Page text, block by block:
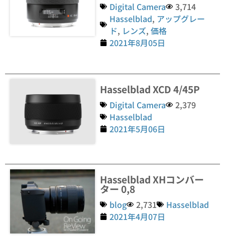
Digital Camera
3,714
Hasselblad, アップグレー
ド, レンズ,価格
2021年8月05日
Hasselblad XCD 4/45P
Digital Camera
2,379
Hasselblad
2021年5月06日
Hasselblad XHコンバー
ター 0,8
blog 2,731
Hasselblad
2021年4月07日